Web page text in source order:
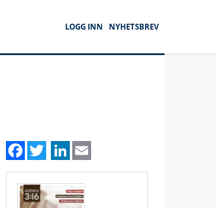
LOGG INN
NYHETSBREV
Facebook
TwitterLinkedIn